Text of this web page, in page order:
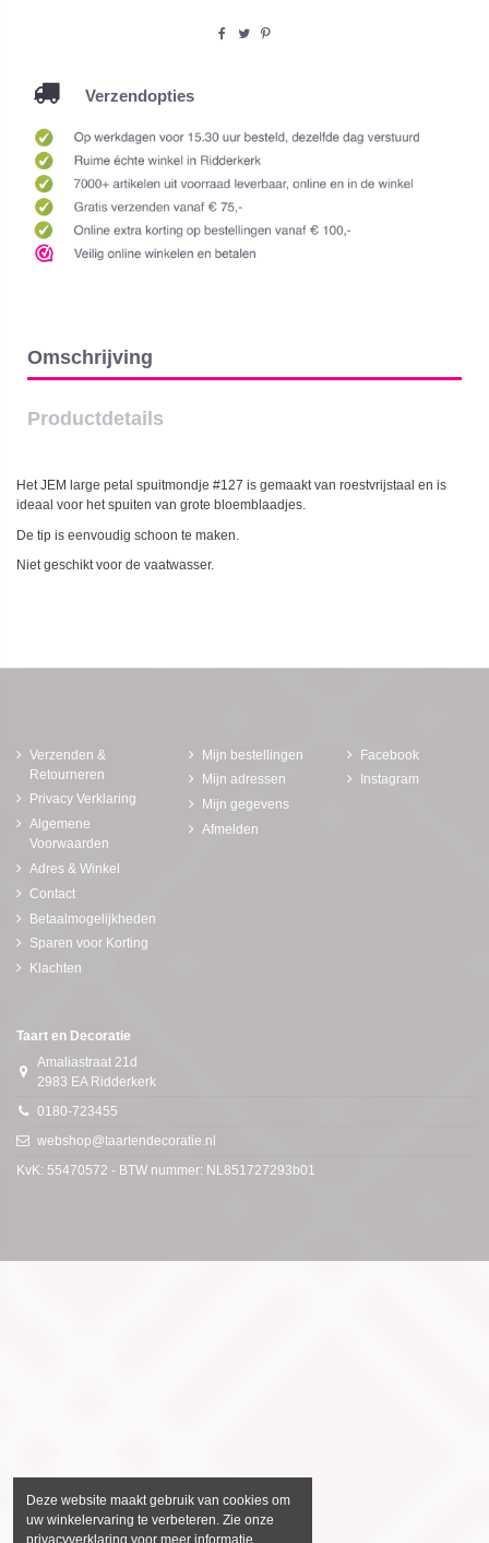
Verzendopties
Omschrijving
Productdetails
Het JEM large petal spuitmondje #127 is gemaakt van roestvrijstaal en is
ideaal voor het spuiten van grote bloemblaadjes.
De tip is eenvoudig schoon te maken.
Niet geschikt voor de vaatwasser.
Verzenden &
Retourneren
Privacy Verklaring
Algemene
Voorwaarden
Adres & Winkel
Contact
Betaalmogelijkheden
Sparen voor Korting
Klachten
Mijn bestellingen
Mijn adressen
Mijn gegevens
Afmelden
Facebook
Instagram
Taart en Decoratie
Amaliastraat 21d
2983 EA Ridderkerk
0180-723455
webshop@taartendecoratie.nl
KvK: 55470572 - BTW nummer: NL851727293b01
Deze website maakt gebruik van cookies om
uw winkelervaring te verbeteren. Zie onze